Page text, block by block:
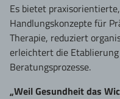
Es bietet
Handlungskonzepte für
Therapie, reduziert
erleichtert die
Beratungsprozesse.
„Weil Gesundheit das